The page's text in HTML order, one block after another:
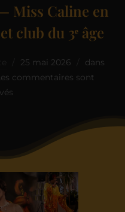
Miss Caline en
club du 3ᵉ âge
25 mai 2026
dans
commentaires sont